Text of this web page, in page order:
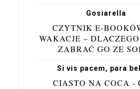
Gosiarella
CZYTNIK E-
WAKACJE –
ZABRAĆ GO ZE
Si vis pacem, para
CIASTO NA COCA -